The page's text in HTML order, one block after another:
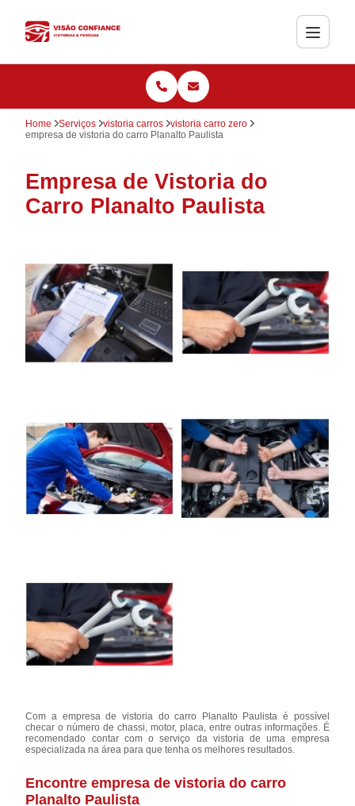
Home Serviços vistoria carros
vistoria carro zero
empresa de vistoria do carro Planalto Paulista
Empresa de Vistoria do
Carro Planalto Paulista
Com a empresa de vistoria do carro Planalto Paulista é possível
checar o número de chassi, motor, placa, entre outras informações. É
recomendado contar com o serviço da vistoria de uma empresa
especializada na área para que tenha os melhores resultados.
Encontre empresa de vistoria do carro
Planalto Paulista